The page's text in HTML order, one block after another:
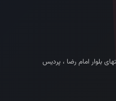
بلوار امام رضا ، پردیس